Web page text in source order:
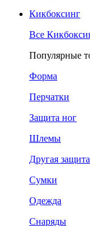
Кикбоксинг
Все
Популярные
Форма
Перчатки
Защита ног
Шлемы
Другая защита
Сумки
Одежда
Снаряды